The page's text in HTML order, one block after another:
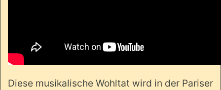
Diese musikalische Wohltat wird in der Pariser